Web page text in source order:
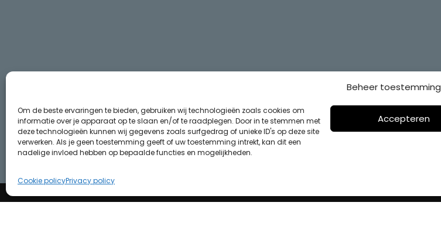
Beheer toestemming
Om de beste ervaringen te bieden, gebruiken wij technologieën zoals cookies om
informatie over je apparaat op te slaan en/of te raadplegen. Door in te stemmen met
deze technologieën kunnen wij gegevens zoals surfgedrag of unieke ID's op deze site
verwerken. Als je geen toestemming geeft of uw toestemming intrekt, kan dit een
nadelige invloed hebben op bepaalde functies en mogelijkheden.
Accepteren
Cookie policyPrivacy policy